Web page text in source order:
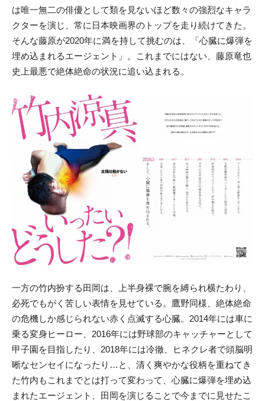
は唯一無二の俳優として類を見ないほど数々の強烈なキャラ
クターを演じ、常に日本映画界のトップを走り続けてきた。
そんな藤原が2020年に満を持して挑むのは、「心臓に爆弾を
埋め込まれるエージェント」。これまでにはない、藤原竜也
史上最悪で絶体絶命の状況に追い込まれる。
一方の竹内扮する田岡は、上半身裸で腕を縛られ横たわり、
必死でもがく苦しい表情を見せている。鷹野同様、絶体絶命
の危機しか感じられない赤く点滅する心臓。2014年には車に
乗る変身ヒーロー、2016年には野球部のキャッチャーとして
甲子園を目指したり、2018年には冷徹、ヒネクレ者で頭脳明
晰なセンセイになったり…と、清く爽やかな役柄を重ねてき
た竹内もこれまでとは打って変わって、心臓に爆弾を埋め込
まれたエージェント、田岡を演じることで今までに見せたこ